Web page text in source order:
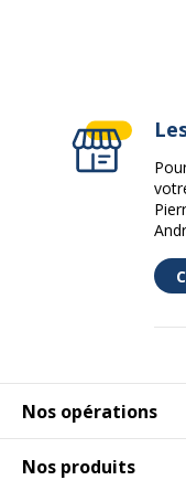
Nos opérations
Nos produits